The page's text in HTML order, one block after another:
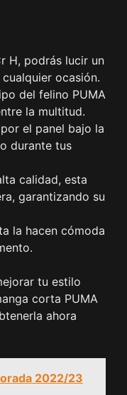
H, podrás lucir un
ocasión.
del felino PUMA
la multitud.
el panel bajo la
durante tus
calidad, esta
garantizando su
la hacen cómoda
tu estilo
corta PUMA
ahora
2022/23